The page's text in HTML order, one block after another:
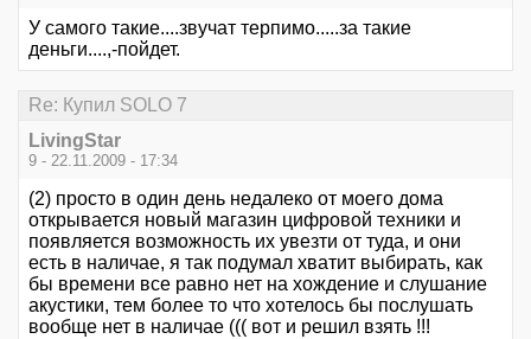
У самого такие....звучат терпимо.....за такие
деньги....,-пойдет.
Re: Купил SOLO 7
LivingStar
9 - 22.11.2009 - 17:34
(2) просто в один день недалеко от моего дома
открывается новый магазин цифровой техники и
появляется возможность их увезти от туда, и они
есть в наличае, я так подумал хватит выбирать, как
бы времени все равно нет на хождение и слушание
акустики, тем более то что хотелось бы послушать
вообще нет в наличае ((( вот и решил взять !!!